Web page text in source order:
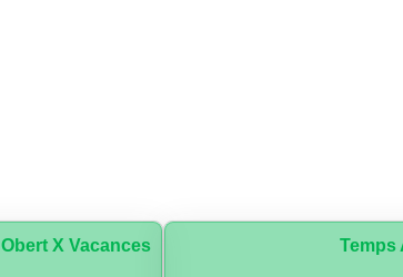
Obert X Vacances Temps